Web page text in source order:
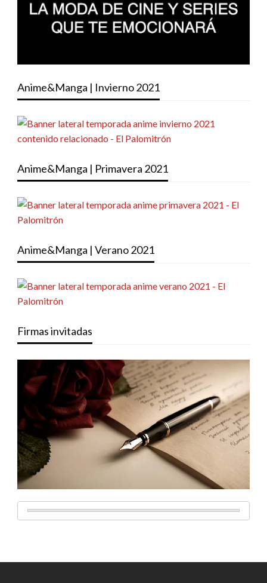
Anime&Manga | Invierno 2021
Anime&Manga | Primavera 2021
Anime&Manga | Verano 2021
Firmas invitadas